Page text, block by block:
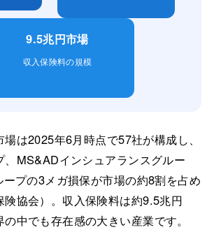
9.5兆円市場
収入保険料の規模
は2025年6月時点で57社が構成し、
、MS&ADインシュアランスグルー
プの3メガ損保が市場の約8割を占め
険協会）。収入保険料は約9.5兆円
中でも存在感の大きい産業です。